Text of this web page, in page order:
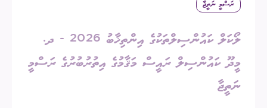
ރަސްމީ ނަތީޖާ
ލޯކަލް ކައުންސިލްތަކުގެ އިންތިޚާބު 2026 - ދ.
މީދޫ ކައުންސިލް ރައީސް މަޤާމުގެ އިތުރުބުރުގެ ރަސްމީ
ނަތީޖާ